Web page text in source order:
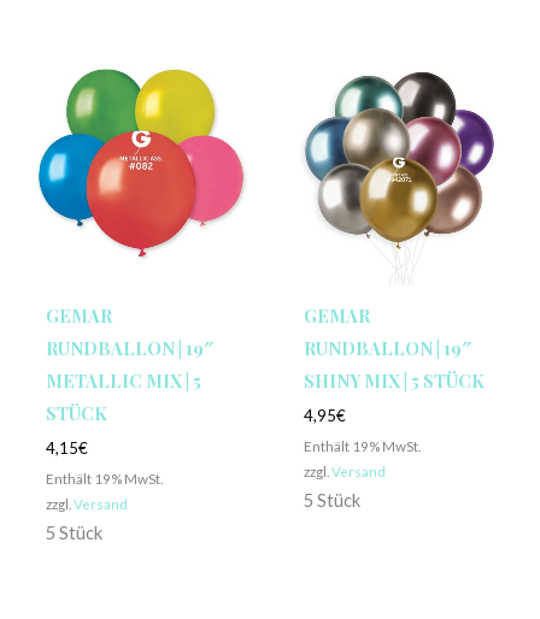
GEMAR
RUNDBALLON | 19″
METALLIC MIX | 5
STÜCK
4,15€
Enthält 19% MwSt.
zzgl. Versand
5 Stück
GEMAR
RUNDBALLON | 19″
SHINY MIX | 5 STÜCK
4,95€
Enthält 19% MwSt.
zzgl. Versand
5 Stück